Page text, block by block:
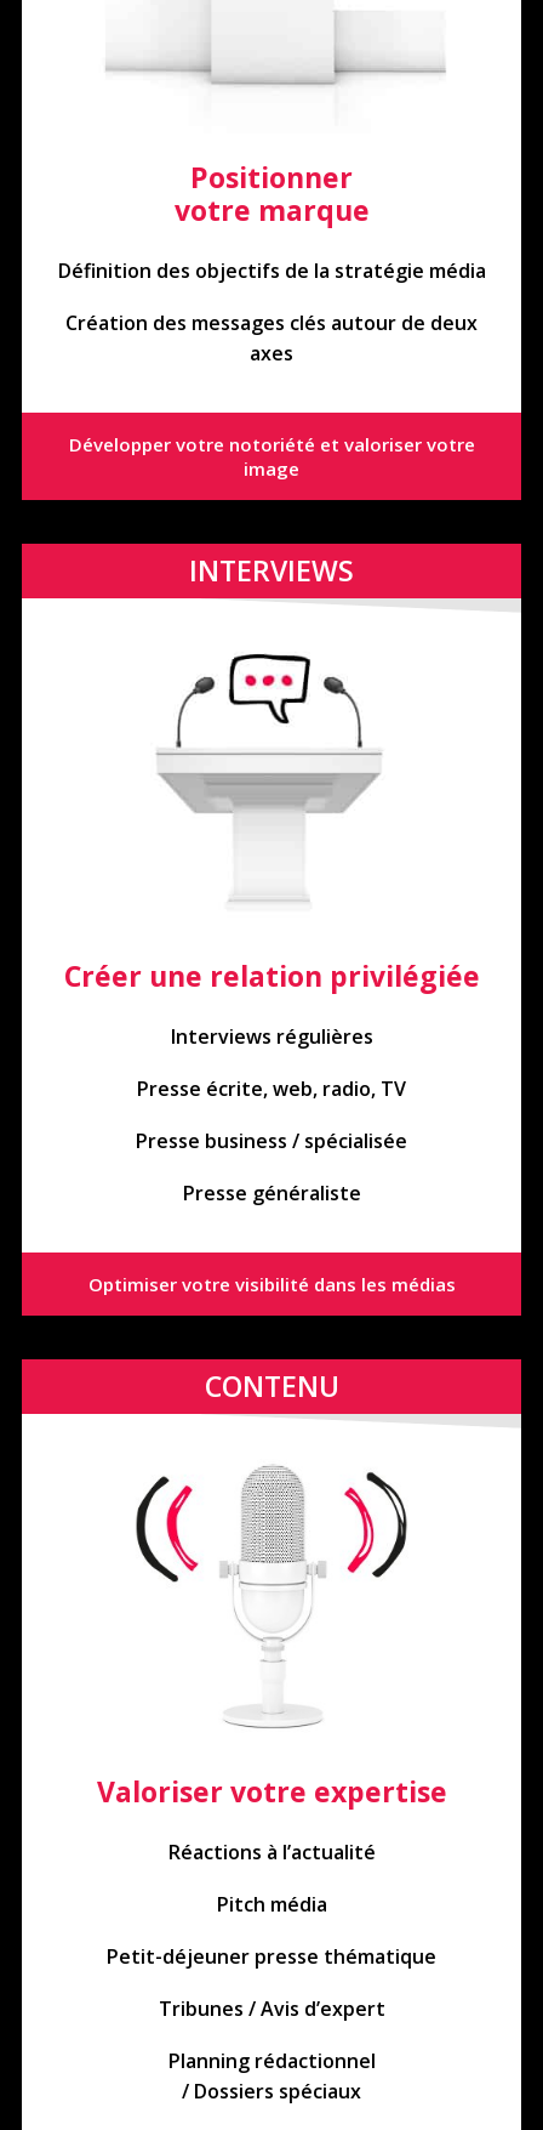
Positionner
votre marque
Définition des objectifs de la stratégie média
Création des messages clés autour de deux
axes
Développer votre notoriété et valoriser votre
image
INTERVIEWS
Créer une relation privilégiée
Interviews régulières
Presse écrite, web, radio, TV
Presse business / spécialisée
Presse généraliste
Optimiser votre visibilité dans les médias
CONTENU
Valoriser votre expertise
Réactions à l’actualité
Pitch média
Petit-déjeuner presse thématique
Tribunes / Avis d’expert
Planning rédactionnel
/ Dossiers spéciaux